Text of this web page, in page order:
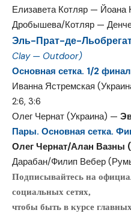
Елизавета Котляр — Йоана
Дробышева/Котляр —
Эль-Прат-де-
Clay — Outdoor)
Основная сетка. 1/2
Иванна Ястремская
2:6, 3:6
Олег Чернат (Украина) —
Пары. Основная сетка.
Олег Чернат/Алан Вазны
Дарабан/Филип Вебер
Подписывайтесь на
социальных сетях,
чтобы быть в курсе